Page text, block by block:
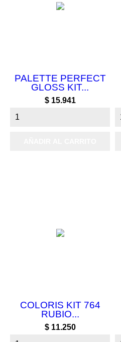
PALETTE PERFECT
GLOSS KIT...
Precio
$ 15.941
COLORIS KIT 764
RUBIO...
Precio
$ 11.250